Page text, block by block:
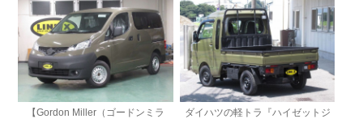
【Gordon Miller（ゴードンミラ
ダイハツの軽トラ『ハイゼットジ